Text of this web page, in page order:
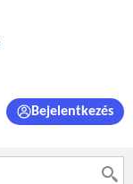
Bejelentkezés